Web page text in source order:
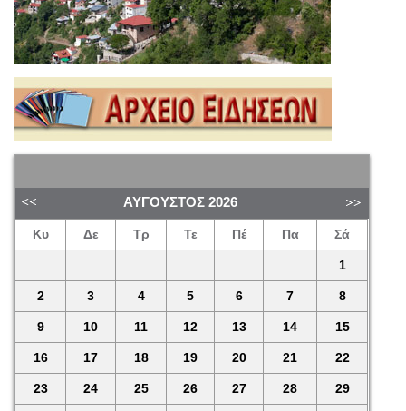
ΑΎΓΟΥΣΤΟΣ 2026
Κυ Δε Τρ Τε Πέ Πα Σά
1
2 3 4 5 6 7 8
9 10 11 12 13 14 15
16 17 18 19 20 21 22
23 24 25 26 27 28 29